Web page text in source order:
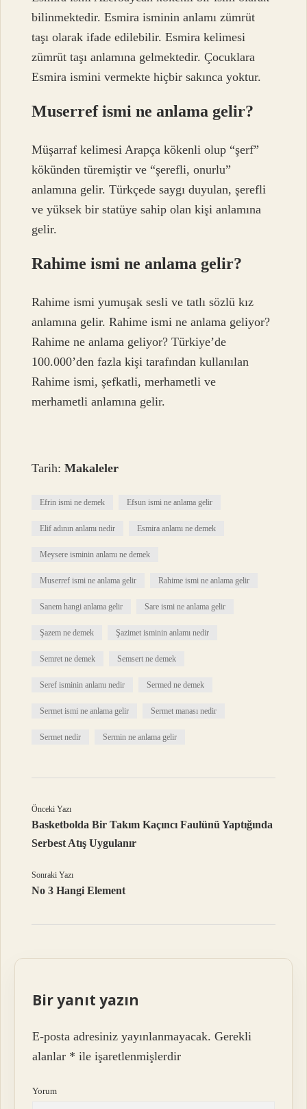
bilinmektedir. Esmira isminin anlamı zümrüt
taşı olarak ifade edilebilir. Esmira kelimesi
zümrüt taşı anlamına gelmektedir. Çocuklara
Esmira ismini vermekte hiçbir sakınca yoktur.
Muserref ismi ne anlama gelir?
Müşarraf kelimesi Arapça kökenli olup “şerf”
kökünden türemiştir ve “şerefli, onurlu”
anlamına gelir. Türkçede saygı duyulan, şerefli
ve yüksek bir statüye sahip olan kişi anlamına
gelir.
Rahime ismi ne anlama gelir?
Rahime ismi yumuşak sesli ve tatlı sözlü kız
anlamına gelir. Rahime ismi ne anlama geliyor?
Rahime ne anlama geliyor? Türkiye’de
100.000’den fazla kişi tarafından kullanılan
Rahime ismi, şefkatli, merhametli ve
merhametli anlamına gelir.
Tarih:Makaleler
Efrin ismi ne demek Efsun ismi ne anlama gelir
Elif adının anlamı nedir Esmira anlamı ne demek
Meysere isminin anlamı ne demek
Muserref ismi ne anlama gelir Rahime ismi ne anlama gelir
Sanem hangi anlama gelir Sare ismi ne anlama gelir
Şazem ne demek Şazimet isminin anlamı nedir
Semret ne demek Semsert ne demek
Seref isminin anlamı nedir Sermed ne demek
Sermet ismi ne anlama gelir Sermet manası nedir
Sermet nedir Sermin ne anlama gelir
Önceki Yazı
Basketbolda Bir Takım Kaçıncı Faulünü Yaptığında
Serbest Atış Uygulanır
Sonraki Yazı
No 3 Hangi Element
Bir yanıt yazın
E-posta adresiniz yayınlanmayacak. Gerekli
alanlar * ile işaretlenmişlerdir
Yorum